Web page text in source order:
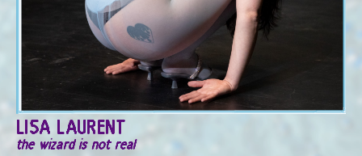
LISA LAURENT
the wizard is not real